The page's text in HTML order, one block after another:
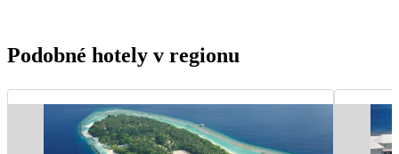
Podobné hotely v regionu